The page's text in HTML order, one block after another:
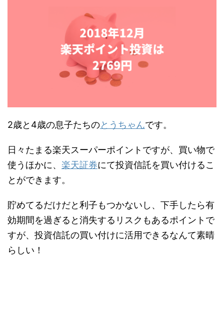
2歳と4歳の息子たちのとうちゃんです。
日々たまる楽天スーパーポイントですが、買い物で
使うほかに、 楽天証券にて投資信託を買い付けるこ
とができます。
貯めてるだけだと利子もつかないし、下手したら有
効期間を過ぎると消失するリスクもあるポイントで
すが、投資信託の買い付けに活用できるなんて素晴
らしい！